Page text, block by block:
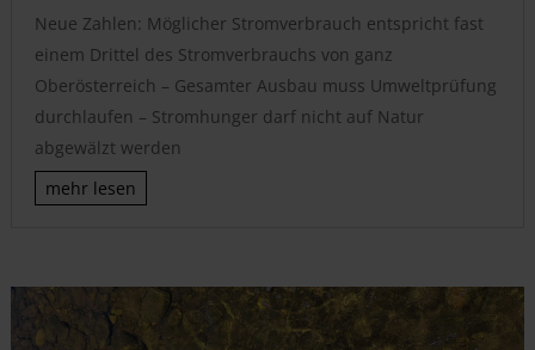
Neue Zahlen: Möglicher Stromverbrauch entspricht fast
einem Drittel des Stromverbrauchs von ganz
Oberösterreich – Gesamter Ausbau muss Umweltprüfung
durchlaufen – Stromhunger darf nicht auf Natur
abgewälzt werden
mehr lesen